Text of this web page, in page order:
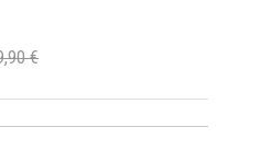
€